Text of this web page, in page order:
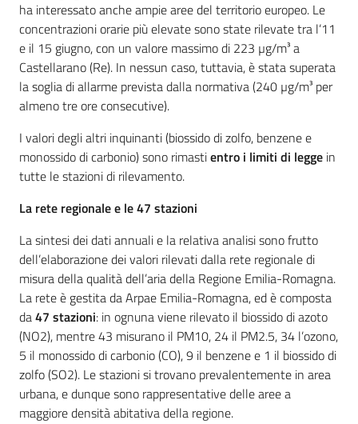
ha interessato anche ampie aree del territorio europeo. Le
concentrazioni orarie più elevate sono state rilevate tra l’11
e il 15 giugno, con un valore massimo di 223 µg/m³ a
Castellarano (Re). In nessun caso, tuttavia, è stata superata
la soglia di allarme prevista dalla normativa (240 µg/m³ per
almeno tre ore consecutive).
I valori degli altri inquinanti (biossido di zolfo, benzene e
monossido di carbonio) sono rimastientro i limiti di legge in
tutte le stazioni di rilevamento.
La rete regionale e le 47 stazioni
La sintesi dei dati annuali e la relativa analisi sono frutto
dell’elaborazione dei valori rilevati dalla rete regionale di
misura della qualità dell’aria della Regione Emilia-Romagna.
La rete è gestita da Arpae Emilia-Romagna, ed è composta
da47 stazioni: in ognuna viene rilevato il biossido di azoto
(NO2), mentre 43 misurano il PM10, 24 il PM2.5, 34 l’ozono,
5 il monossido di carbonio (CO), 9 il benzene e 1 il biossido di
zolfo (SO2). Le stazioni si trovano prevalentemente in area
urbana, e dunque sono rappresentative delle aree a
maggiore densità abitativa della regione.